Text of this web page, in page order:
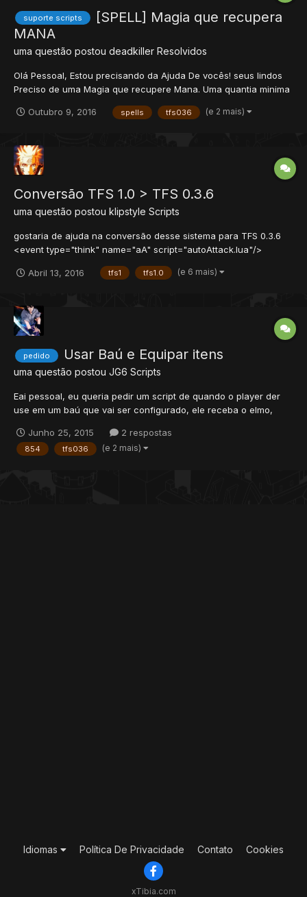
suporte scripts
[SPELL] Magia que recupera
MANA
uma questão postou deadkiller Resolvidos
Olá Pessoal, Estou precisando da Ajuda De vocês! seus lindos
Preciso de uma Magia que recupere Mana. Uma quantia minima
Parado,com um efeito contínuo e se movimentar-se ou entrar
Outubro 9, 2016 spells tfs036 (e 2 mais)
Conversão TFS 1.0 > TFS 0.3.6
uma questão postou klipstyle Scripts
gostaria de ajuda na conversão desse sistema para TFS 0.3.6
<event type="think" name="aA" script="autoAttack.lua"/>
monster ~= nil then local targets = monster:getTargetList() local
Abril 13, 2016 tfs1 tfs1.0 (e 6 mais)
pedido Usar Baú e Equipar itens
uma questão postou JG6 Scripts
Eai pessoal, eu queria pedir um script de quando o player der
use em um baú que vai ser configurado, ele receba o elmo,
sozinhos e sai um efeito determinado no script, quando der use
novamente no baú os itens desaparecem do set, caso não
Junho 25, 2015 2 respostas
854 tfs036 (e 2 mais)
Idiomas Política De Privacidade Contato Cookies
xTibia.com